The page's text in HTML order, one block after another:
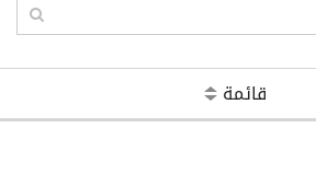
قائمة